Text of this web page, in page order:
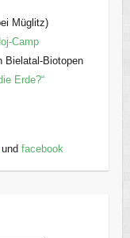
Müglitz)
Camp
Bielatal-Biotopen
Erde?“
und facebook